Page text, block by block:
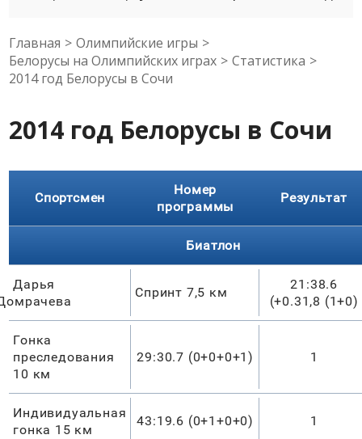
Главная > Олимпийские игры >
Белорусы на Олимпийских играх > Статистика >
2014 год Белоруcы в Сочи
2014 год Белоруcы в Сочи
Спортсмен
Номер
программы
Результат
Биатлон
Дарья
Спринт 7,5 км
21:38.6
(+0.31,8 (1+0)
Гонка
преследования
10 км
29:30.7 (0+0+0+1) 1
Индивидуальная
гонка 15 км
43:19.6 (0+1+0+0) 1